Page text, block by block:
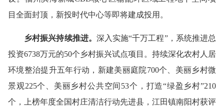
目全面封顶，新投时代中心等即将建成投用。
乡村振兴持续推进。 深入实施“千万工程”，系统推进总
投资6738万元的50个乡村振兴试点项目。持续深化农村人居
环境整治提升五年行动，新建美丽庭院700个、美丽乡村微
景观225个、美丽乡村公共空间53个，打造“绿盈乡村”210
个，上榜年度全国村庄清洁行动先进县，江田镇南阳村获评